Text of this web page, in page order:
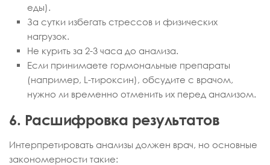
еды).
За сутки избегать стрессов и физических
нагрузок.
Не курить за 2-3 часа до анализа.
Если принимаете гормональные препараты
(например, L-тироксин), обсудите с врачом,
нужно ли временно отменить их перед анализом.
6. Расшифровка результатов
Интерпретировать анализы должен врач, но основные
закономерности такие: